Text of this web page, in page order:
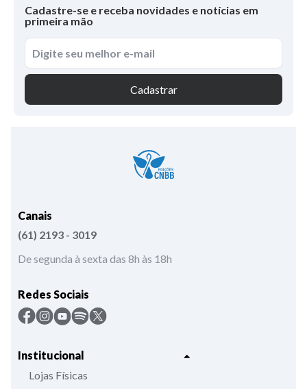
Cadastre-se e receba novidades e notícias em
primeira mão
Cadastrar
Canais
(61) 2193 - 3019
De segunda à sexta das 8h às 18h
Redes Sociais
Institucional
Lojas Físicas